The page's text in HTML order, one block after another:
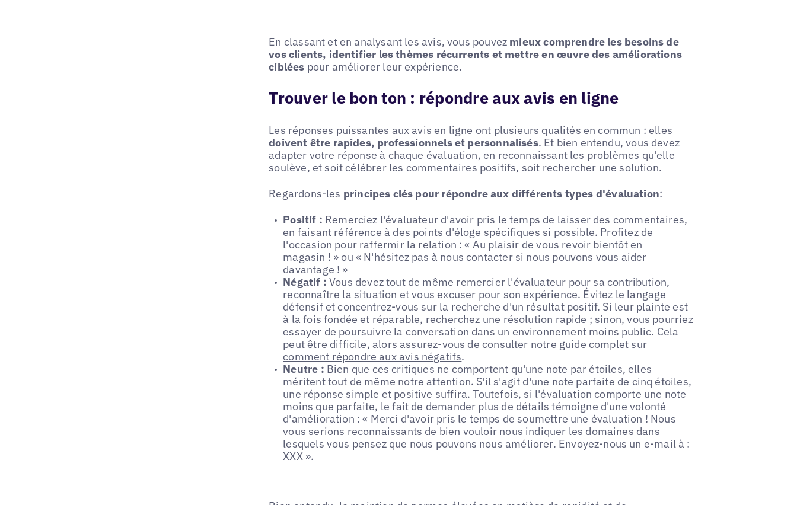
En classant et en analysant les avis, vous pouvez mieux comprendre les besoins de
vos clients, identifier les thèmes récurrents et mettre en œuvre des améliorations
ciblées pour améliorer leur expérience.
Trouver le bon ton : répondre aux avis en ligne
Les réponses puissantes aux avis en ligne ont plusieurs qualités en commun : elles
doivent être rapides, professionnels et personnalisés. Et bien entendu, vous devez
adapter votre réponse à chaque évaluation, en reconnaissant les problèmes qu'elle
soulève, et soit célébrer les commentaires positifs, soit rechercher une solution.
Regardons-les principes clés pour répondre aux différents types d'évaluation:
Positif : Remerciez l'évaluateur d'avoir pris le temps de laisser des commentaires,
en faisant référence à des points d'éloge spécifiques si possible. Profitez de
l'occasion pour raffermir la relation : « Au plaisir de vous revoir bientôt en
magasin ! » ou « N'hésitez pas à nous contacter si nous pouvons vous aider
davantage ! »
Négatif :Vous devez tout de même remercier l'évaluateur pour sa contribution,
reconnaître la situation et vous excuser pour son expérience. Évitez le langage
défensif et concentrez-vous sur la recherche d'un résultat positif. Si leur plainte est
à la fois fondée et réparable, recherchez une résolution rapide ; sinon, vous pourriez
essayer de poursuivre la conversation dans un environnement moins public. Cela
peut être difficile, alors assurez-vous de consulter notre guide complet sur
comment répondre aux avis négatifs.
Neutre : Bien que ces critiques ne comportent qu'une note par étoiles, elles
méritent tout de même notre attention. S'il s'agit d'une note parfaite de cinq étoiles,
une réponse simple et positive suffira. Toutefois, si l'évaluation comporte une note
moins que parfaite, le fait de demander plus de détails témoigne d'une volonté
d'amélioration : « Merci d'avoir pris le temps de soumettre une évaluation ! Nous
vous serions reconnaissants de bien vouloir nous indiquer les domaines dans
lesquels vous pensez que nous pouvons nous améliorer. Envoyez-nous un e-mail à :
XXX ».